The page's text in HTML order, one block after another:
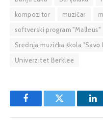
kompozitor
muzičar
softverski program "Malleus"
Srednja muzička škola
Univerzitet Berklee
FacebookTwitter